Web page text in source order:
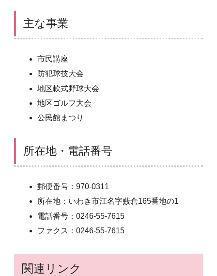
主な事業
市民講座
防犯球技大会
地区軟式野球大会
地区ゴルフ大会
公民館まつり
所在地・電話番号
郵便番号：970-0311
所在地：いわき市江名字藪倉165番地の1
電話番号：0246-55-7615
ファクス：0246-55-7615
関連リンク